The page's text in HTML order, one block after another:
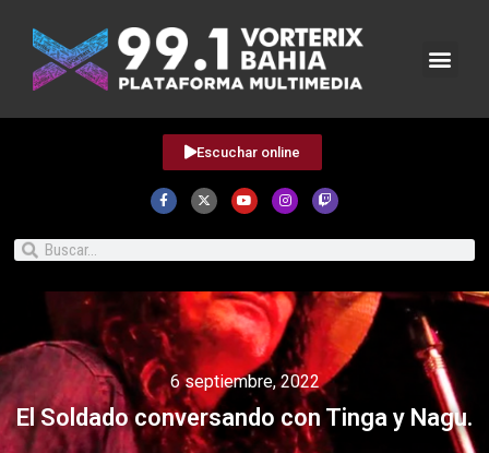
Escuchar online
6 septiembre, 2022
El Soldado conversando con Tinga y Nagu.